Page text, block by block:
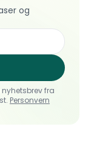
og
fra
Personvern